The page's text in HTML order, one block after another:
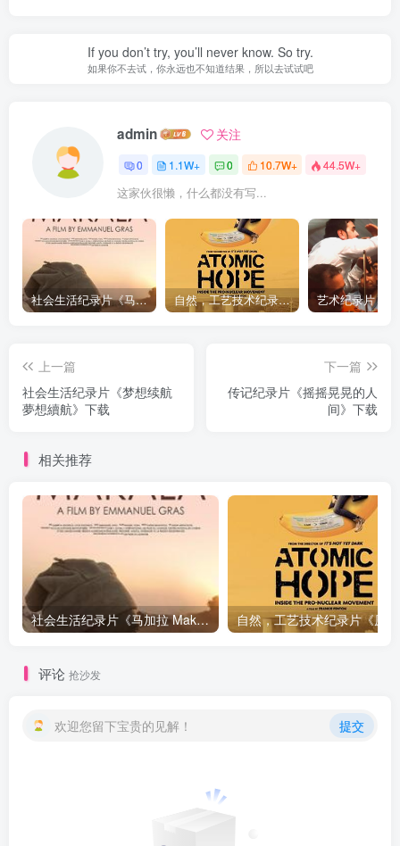
If you don’t try, you’ll never know. So try.
如果你不去试，你永远也不知道结果，所以去试试吧
admin 关注
0 1.1W+ 0 10.7W+ 44.5W+
这家伙很懒，什么都没有写...
社会生活纪录片《马加拉 Makala》下载 自然，工艺技术纪录片《原子能的希望 Atomic Hope – Inside the Pro-Nuclear Movement》下载
上一篇
社会生活纪录片《梦想续航
夢想續航》下载
下一篇
传记纪录片《摇摇晃晃的人
间》下载
相关推荐
社会生活纪录片《马加拉 Makala》下载
评论 抢沙发
欢迎您留下宝贵的见解！ 提交